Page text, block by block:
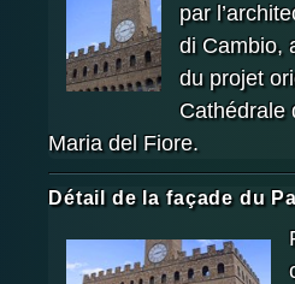
par
di Cambio,
du projet
Cathédrale
Maria del Fiore.
Détail de la façade du